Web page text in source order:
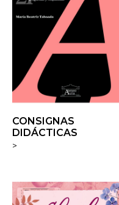
CONSIGNAS
DIDÁCTICAS
>